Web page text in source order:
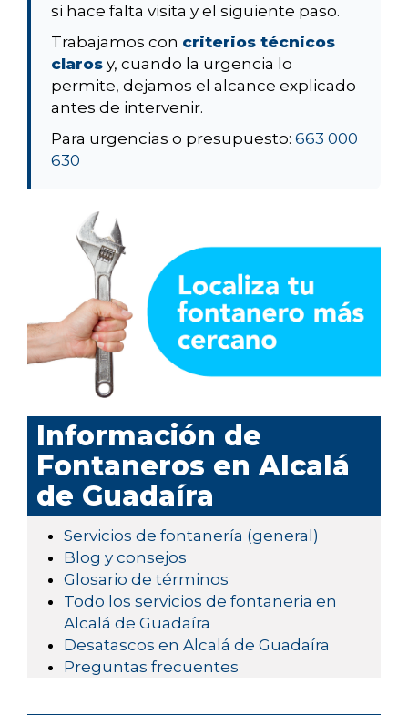
si hace falta visita y el siguiente paso.
Trabajamos con criterios técnicos
claros y, cuando la urgencia lo
permite, dejamos el alcance explicado
antes de intervenir.
Para urgencias o presupuesto: 663 000
630
Información de
Fontaneros en Alcalá
de Guadaíra
Servicios de fontanería (general)
Blog y consejos
Glosario de términos
Todo los servicios de fontaneria en
Alcalá de Guadaíra
Desatascos en Alcalá de Guadaíra
Preguntas frecuentes